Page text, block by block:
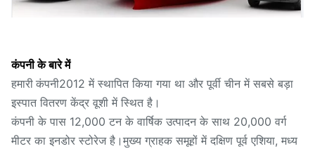
कंपनी के बारे में
हमारी कंपनी2012 में स्थापित किया गया था और पूर्वी चीन में सबसे बड़ा
इस्पात वितरण केंद्र वूशी में स्थित है।
कंपनी के पास 12,000 टन के वार्षिक उत्पादन के साथ 20,000 वर्ग
मीटर का इनडोर स्टोरेज है।मुख्य ग्राहक समूहों में दक्षिण पूर्व एशिया, मध्य